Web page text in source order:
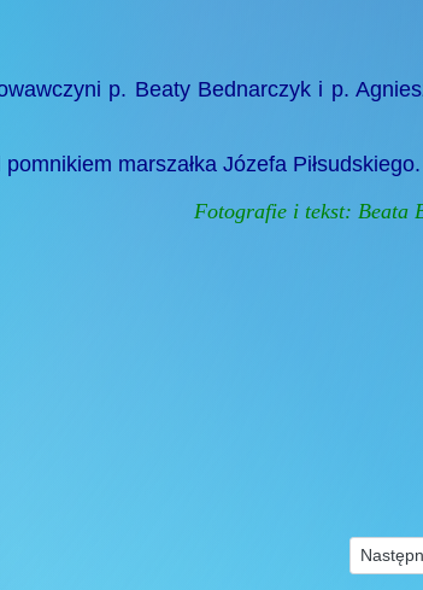
p. Beaty Bednarczyk i p.
marszałka Józefa Piłsudskiego.
Fotografie i tekst: Beata